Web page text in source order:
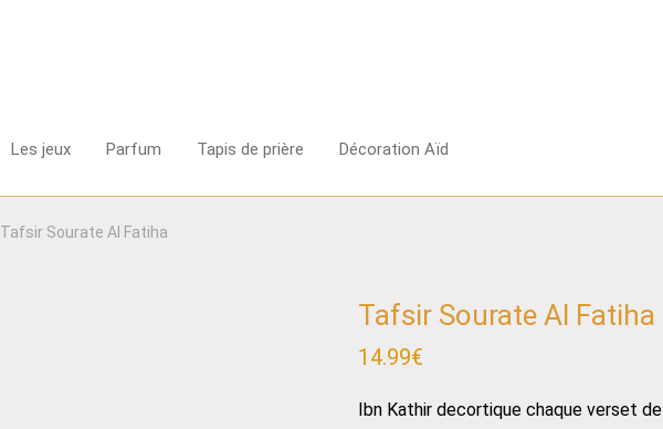
Les jeux Parfum Tapis de prière Décoration Aïd
Tafsir Sourate Al Fatiha
Tafsir Sourate Al Fatiha
14.99€
Ibn Kathir decortique chaque verset de